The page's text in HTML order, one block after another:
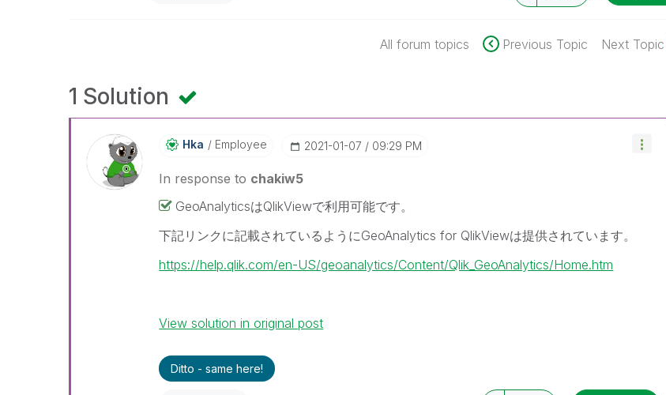
All forum topics Previous Topic Next Topic
1 Solution
Hka Employee ‎2021-01-07 09:29 PM
In response to chakiw5
GeoAnalyticsはQlikViewで利用可能です。
下記リンクに記載されているようにGeoAnalytics for QlikViewは提供されています。
https://help.qlik.com/en-US/geoanalytics/Content/Qlik_GeoAnalytics/Home.htm
View solution in original post
Ditto - same here!